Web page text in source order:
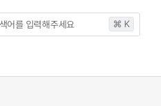
어를 입력해주세요 ⌘ K